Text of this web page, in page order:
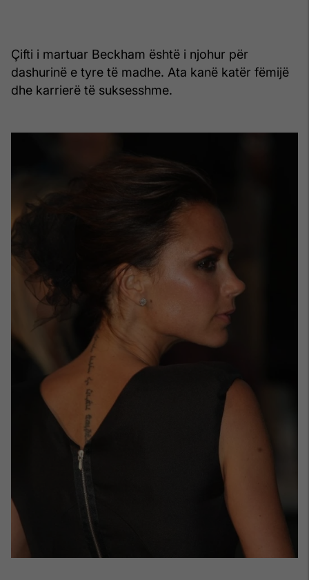
Çifti i martuar Beckham është i njohur për
dashurinë e tyre të madhe. Ata kanë katër fëmijë
dhe karrierë të suksesshme.